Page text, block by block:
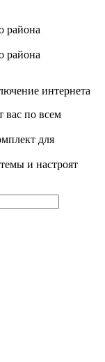
интернета
вас по всем
для
и настроят